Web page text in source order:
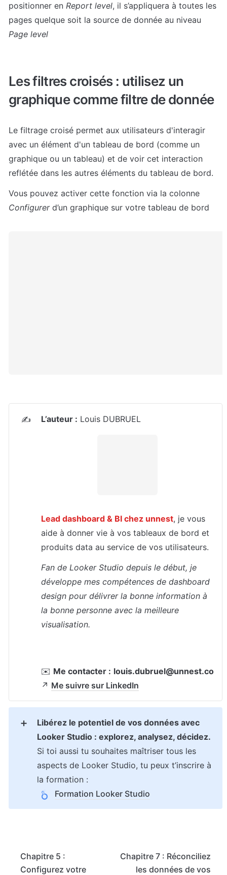
positionner en Report level, il s’appliquera à toutes les
Page level
Les filtres croisés : utilisez un
graphique comme filtre de donnée
Le filtrage croisé permet aux utilisateurs d'interagir
avec un élément d'un tableau de bord (comme un
graphique ou un tableau) et de voir cet interaction
reflétée dans les autres éléments du tableau de bord.
Configurer d’un graphique sur votre tableau de bord
✍️ L’auteur : Louis DUBRUEL
Lead dashboard & BI chez unnest, je vous
aide à donner vie à vos tableaux de bord et
produits data au service de vos utilisateurs.
Fan de Looker Studio depuis le début, je
développe mes compétences de dashboard
design pour délivrer la bonne information à
la bonne personne avec la meilleure
visualisation.
✉️ Me contacter : louis.dubruel@unnest.co
↗️ Me suivre sur LinkedIn
➕
Libérez le potentiel de vos données avec
Looker Studio : explorez, analysez, décidez.
Si toi aussi tu souhaites maîtriser tous les
aspects de Looker Studio, tu peux t’inscrire à
la formation :
Formation Looker Studio
Chapitre 5 :
Configurez votre
Chapitre 7 : Réconciliez
les données de vos